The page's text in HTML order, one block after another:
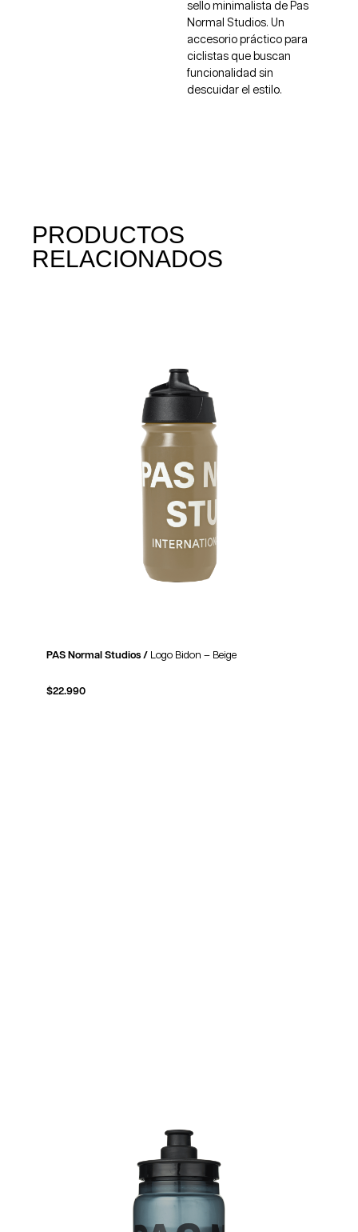
sello minimalista de Pas
Normal Studios. Un
accesorio práctico para
ciclistas que buscan
funcionalidad sin
descuidar el estilo.
PRODUCTOS
RELACIONADOS
PAS Normal Studios / Logo Bidon – Beige
$22.990